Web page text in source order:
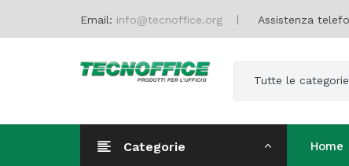
Email: info@tecnoffice.org Assistenza
Tutte le categorie
Categorie Home